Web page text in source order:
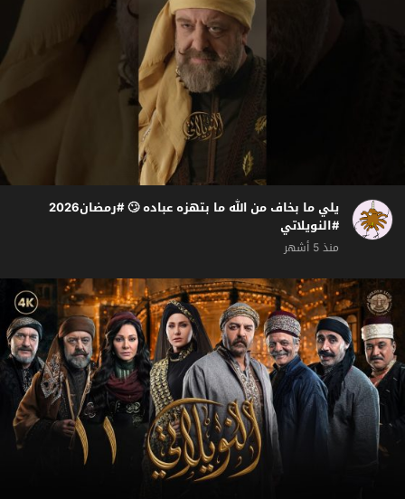
يلي ما بخاف من الله ما بتهزه عباده 🙄 #رمضان2026
#النويلاتي
منذ 5 أشهر